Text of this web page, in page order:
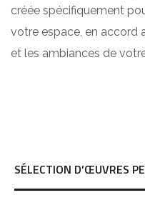
créée spécifiquement
votre espace, en accord
et les ambiances de
SÉLECTION D’ŒUVRES